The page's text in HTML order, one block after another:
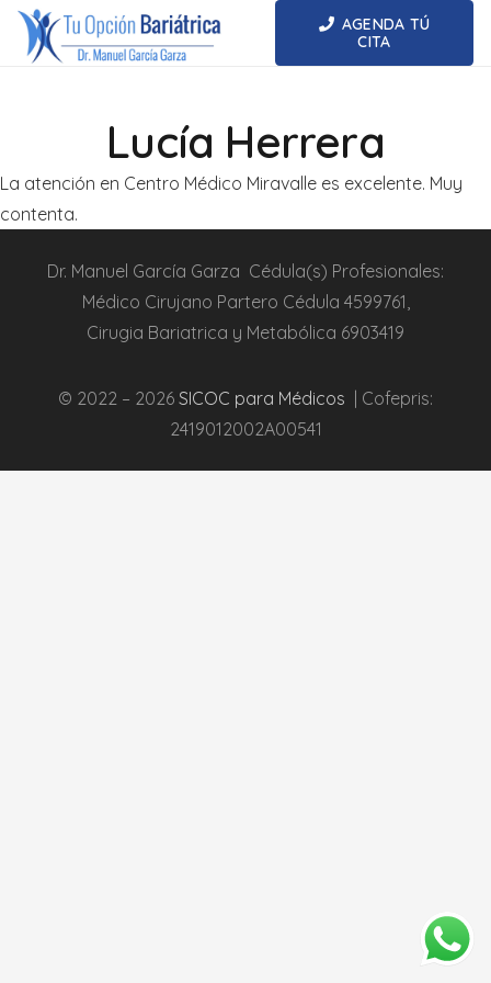
AGENDA TÚ
CITA
Lucía Herrera
La atención en Centro Médico Miravalle es excelente. Muy
contenta.
Dr. Manuel García Garza Cédula(s) Profesionales:
Médico Cirujano Partero Cédula 4599761
Cirugia Bariatrica y Metabólica 6903419
© 2022 – 2026 SICOC para Médicos | Cofepris:
2419012002A00541